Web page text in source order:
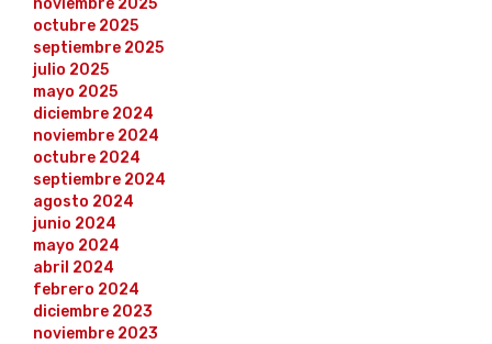
octubre 2025
septiembre 2025
julio 2025
mayo 2025
diciembre 2024
noviembre 2024
octubre 2024
septiembre 2024
agosto 2024
junio 2024
mayo 2024
abril 2024
febrero 2024
diciembre 2023
noviembre 2023